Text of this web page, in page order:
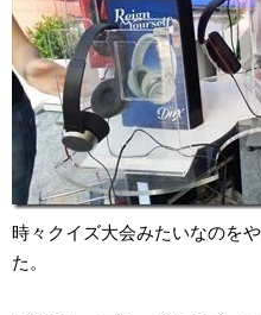
時々クイズ大会みたいなのを
た。